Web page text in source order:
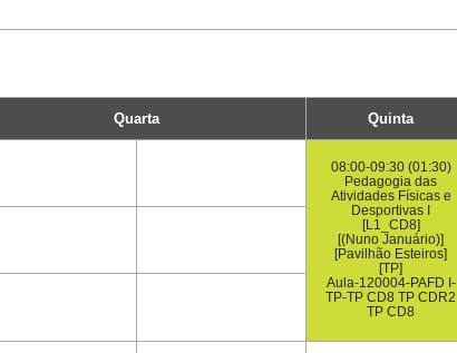
Quarta Quinta
08:00-09:30 (01:30)
Pedagogia das
Atividades Físicas e
Desportivas I
[L1_CD8]
[(Nuno Januário)]
[Pavilhão Esteiros]
[TP]
Aula-120004-PAFD I-
TP-TP CD8 TP CDR2
TP CD8